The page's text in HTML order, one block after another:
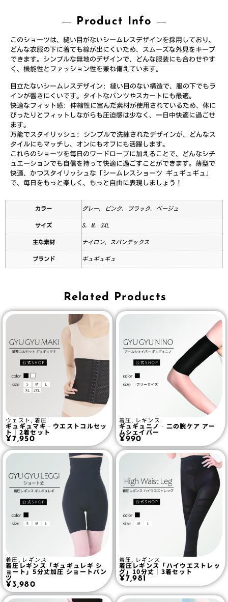
Product Info
このショーツは、縫い目がないシームレスデザインを採用しており、
どんな衣服の下に着ても線が出にくいため、スムーズな外見をキープ
できます。シンプルな無地のデザインで、どんな服装にも合わせやす
く、機能性とファッション性を兼ね備えています。
目立たないシームレスデザイン: 縫い目のない構造で、服の下でもラ
インが響きにくいです。タイトなパンツやスカートにも最適。
快適なフィット感: 伸縮性に富んだ素材が使用されているため、体に
ぴったりとフィットしながらも圧迫感は少なく、一日中快適に過ごせ
ます。
万能でスタイリッシュ: シンプルで洗練されたデザインが、どんなス
タイルにもマッチし、オンにもオフにも活躍します。
これらのショーツを毎日のワードローブに加えることで、どんなシチ
ュエーションでも自信を持って快適に過ごすことができます。薄型で
快適、かつスタイリッシュな「シームレスショーツ ギュギュギュ」
で、毎日をもっと楽しく、もっと自由に表現しましょう！
カラー グレー, ピンク, ブラック, ベージュ
サイズ S, M, 3XL
主な素材 ナイロン、スパンデックス
ブランド ギュギュギュ
Related Products
ウェスト,着圧
ギュギュマキ‐ウエストコルセッ
ト｜2着セット
¥7,950
着圧, レギンス
ギュギュニノ‐二の腕ケア アー
ムシェイパー
¥990
着圧, レギンス
着圧レギンス「ギュギュレギ シ
ョート」5分丈加圧 ショートパン
ツ
¥3,980
着圧, レギンス
着圧レギンス「ハイウエストレッ
グ」10分丈｜3着セット
¥7,981